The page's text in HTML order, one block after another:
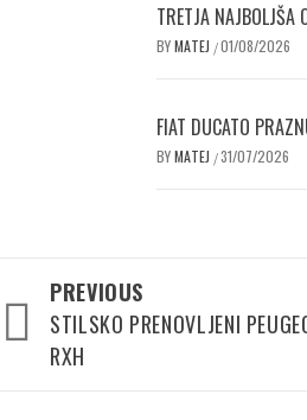
TRETJA NAJBOLJŠA
BYMATEJ /01/08/2026
FIAT DUCATO
BYMATEJ /31/07/2026
Post
navigation
PREVIOUS
STILSKO PRENOVLJENI
RXH